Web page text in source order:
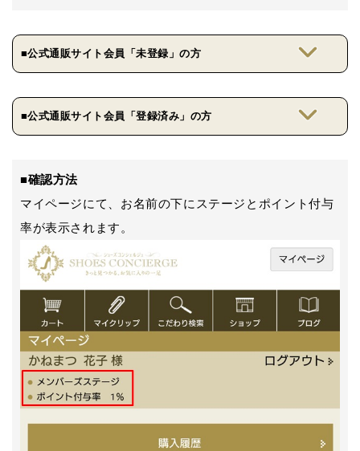
■公式通販サイト会員「未登録」の方
■公式通販サイト会員「登録済み」の方
■確認方法
マイページにて、お名前の下にステージとポイント付与
率が表示されます。